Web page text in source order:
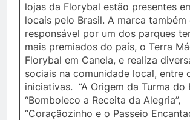
lojas da Florybal estão presentes
locais pelo Brasil. A marca também
responsável por um dos parques
mais premiados do país, o Terra
Florybal em Canela, e realiza
sociais na comunidade local, entre
iniciativas. “A Origem da Turma do
“Bomboleco a Receita da Alegria”,
“Coraçãozinho e o Passeio